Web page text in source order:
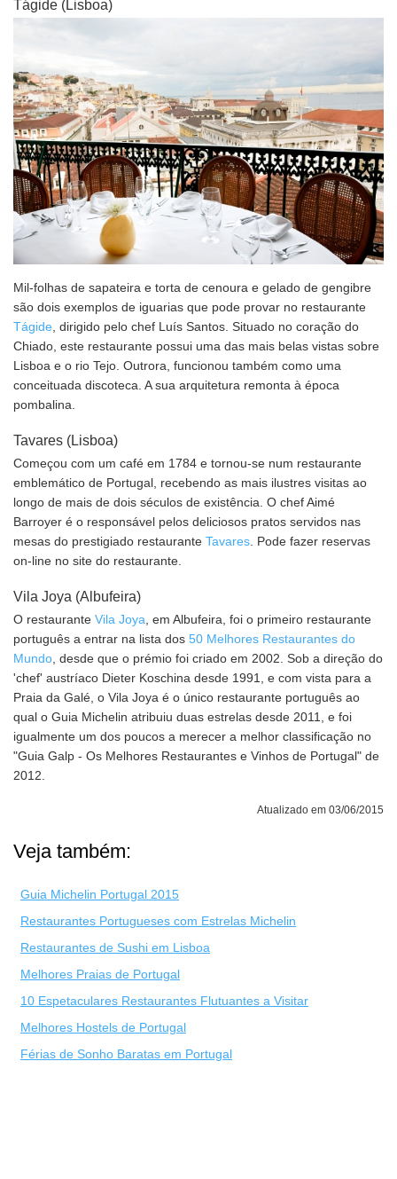
Tágide (Lisboa)
Mil-folhas de sapateira e torta de cenoura e gelado de gengibre
são dois exemplos de iguarias que pode provar no restaurante
Tágide, dirigido pelo chef Luís Santos. Situado no coração do
Chiado, este restaurante possui uma das mais belas vistas sobre
Lisboa e o rio Tejo. Outrora, funcionou também como uma
conceituada discoteca. A sua arquitetura remonta à época
pombalina.
Tavares (Lisboa)
Começou com um café em 1784 e tornou-se num restaurante
emblemático de Portugal, recebendo as mais ilustres visitas ao
longo de mais de dois séculos de existência. O chef Aimé
Barroyer é o responsável pelos deliciosos pratos servidos nas
mesas do prestigiado restaurante Tavares. Pode fazer reservas
on-line no site do restaurante.
Vila Joya (Albufeira)
O restaurante Vila Joya, em Albufeira, foi o primeiro restaurante
português a entrar na lista dos 50 Melhores Restaurantes do
Mundo, desde que o prémio foi criado em 2002. Sob a direção do
'chef' austríaco Dieter Koschina desde 1991, e com vista para a
Praia da Galé, o Vila Joya é o único restaurante português ao
qual o Guia Michelin atribuiu duas estrelas desde 2011, e foi
igualmente um dos poucos a merecer a melhor classificação no
"Guia Galp - Os Melhores Restaurantes e Vinhos de Portugal" de
2012.
Atualizado em 03/06/2015
Veja também:
Guia Michelin Portugal 2015
Restaurantes Portugueses com Estrelas Michelin
Restaurantes de Sushi em Lisboa
Melhores Praias de Portugal
10 Espetaculares Restaurantes Flutuantes a Visitar
Melhores Hostels de Portugal
Férias de Sonho Baratas em Portugal